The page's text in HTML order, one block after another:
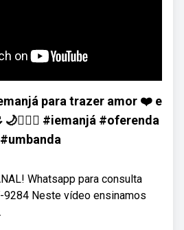
para trazer amor ❤️ e
#iemanjá #oferenda
#umbanda
Whatsapp para consulta
9284 Neste vídeo ensinamos